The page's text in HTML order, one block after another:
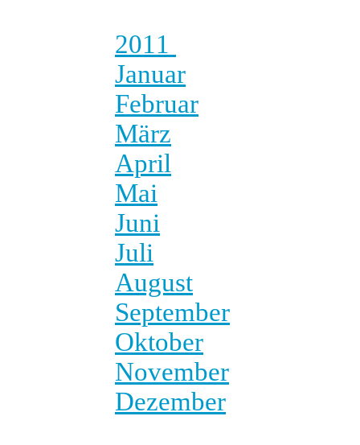
2011
Januar
Februar
März
April
Mai
Juni
Juli
August
September
Oktober
November
Dezember